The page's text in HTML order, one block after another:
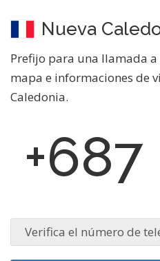
Nueva
Prefijo para una llamada a
mapa e informaciones de
Caledonia.
+687
Verifica el número de